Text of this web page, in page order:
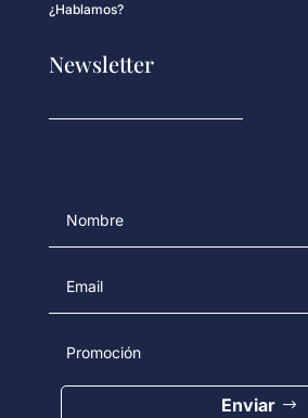
¿Hablamos?
Newsletter
Enviar